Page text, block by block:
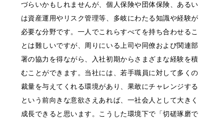
づらいかもしれませんが、個人保険や団体保険、あるい
は資産運用やリスク管理等、多岐にわたる知識や経験が
必要な分野です。一人でこれらすべてを持ち合わせるこ
とは難しいですが、周りにいる上司や同僚および関連部
署の協力を得ながら、入社初期からさまざまな経験を積
むことができます。当社には、若手職員に対して多くの
裁量を与えてくれる環境があり、果敢にチャレンジする
という前向きな意欲さえあれば、一社会人として大きく
成長できると思います。こうした環境下で「切磋琢磨で